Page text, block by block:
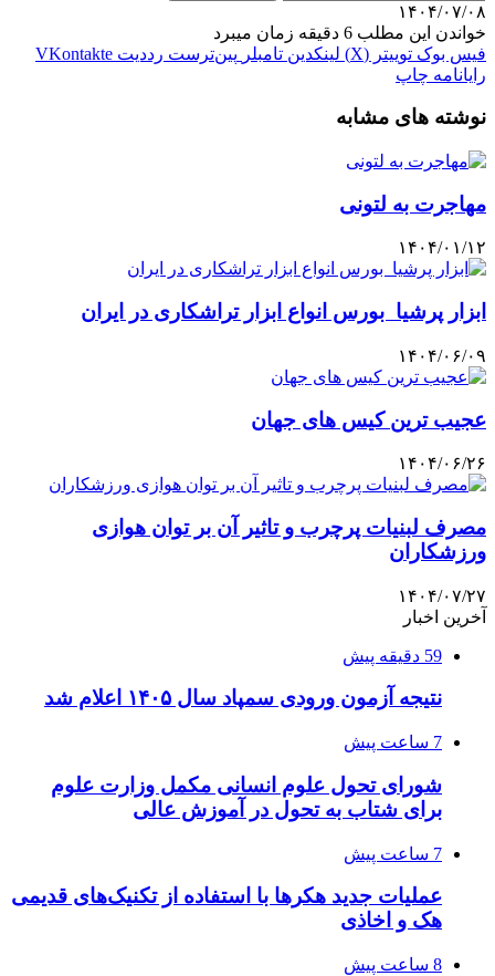
۱۴۰۴/۰۷/۰۸
خواندن این مطلب 6 دقیقه زمان میبرد
فیس بوک توییتر (X) لینکدین ‫تامبلر ‫پین‌ترست ‫رددیت ‫VKontakte
رایانامه چاپ
نوشته های مشابه
مهاجرت به لتونی
۱۴۰۴/۰۱/۱۲
ابزار پرشیا بورس انواع ابزار تراشکاری در ایران
۱۴۰۴/۰۶/۰۹
عجیب ترین کیس های جهان
۱۴۰۴/۰۶/۲۶
مصرف لبنیات پرچرب و تاثیر آن بر توان هوازی
ورزشکاران
۱۴۰۴/۰۷/۲۷
آخرین اخبار
59 دقیقه پیش
نتیجه آزمون ورودی سمپاد سال ۱۴۰۵ اعلام شد
7 ساعت پیش
شورای تحول علوم انسانی مکمل وزارت علوم
برای شتاب به تحول در آموزش عالی
7 ساعت پیش
عملیات جدید هکرها با استفاده از تکنیک‌های قدیمی
هک و اخاذی
8 ساعت پیش